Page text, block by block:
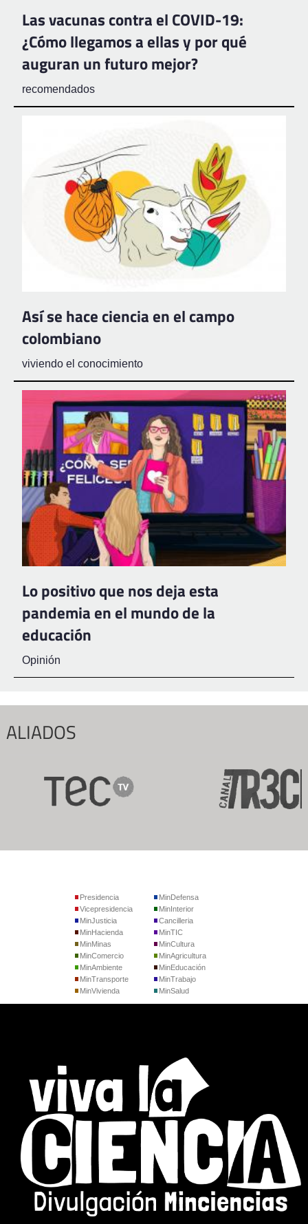
Las vacunas contra el COVID-19:
¿Cómo llegamos a ellas y por qué
auguran un futuro mejor?
recomendados
Así se hace ciencia en el campo
colombiano
viviendo el conocimiento
Lo positivo que nos deja esta
pandemia en el mundo de la
educación
Opinión
ALIADOS
Presidencia
Vicepresidencia
MinJusticia
MinDefensa
MinInterior
Cancilleria
MinHacienda
MinMinas
MinComercio
MinTIC
MinCultura
MinAgricultura
MinAmbiente
MinTransporte
MinVivienda
MinEducación
MinTrabajo
MinSalud